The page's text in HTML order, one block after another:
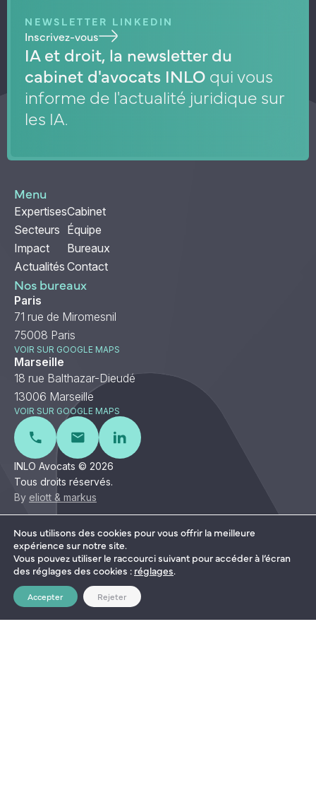
NEWSLETTER LINKEDIN
Inscrivez-vous
IA et droit, la newsletter du
cabinet d'avocats INLO qui vous
informe de l'actualité juridique sur
les IA.
Menu
Expertises
Secteurs
Impact
Actualités
Cabinet
Équipe
Bureaux
Contact
Nos bureaux
Paris
71 rue de Miromesnil
75008 Paris
VOIR SUR GOOGLE MAPS
Marseille
18 rue Balthazar-Dieudé
13006 Marseille
VOIR SUR GOOGLE MAPS
INLO Avocats © 2026
Tous droits réservés.
By eliott & markus
FrançaisAnglais
Mentions légales
Nous utilisons des cookies pour vous offrir la meilleure
expérience sur notre site.
Vous pouvez utiliser le raccourci suivant pour accéder à l’écran
des réglages des cookies : réglages.
Accepter Rejeter